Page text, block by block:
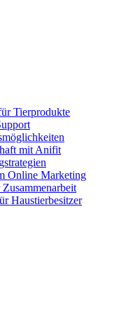
Tierprodukte
mit Anifit
Online Marketing
Haustierbesitzer